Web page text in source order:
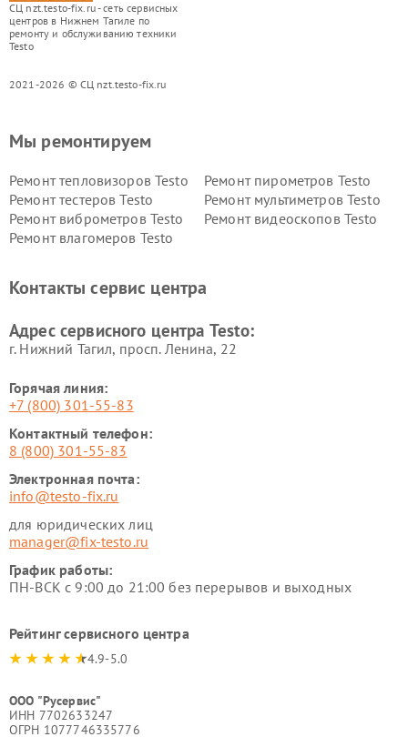
СЦ nzt.testo-fix.ru - сеть сервисных
центров в Нижнем Тагиле по
ремонту и обслуживанию техники
Testo
2021-2026 © СЦ nzt.testo-fix.ru
Мы ремонтируем
Ремонт тепловизоров Testo
Ремонт пирометров Testo
Ремонт тестеров Testo
Ремонт мультиметров Testo
Ремонт виброметров Testo
Ремонт видеоскопов Testo
Ремонт влагомеров Testo
Контакты сервис центра
Адрес сервисного центра Testo:
г. Нижний Тагил, просп. Ленина, 22
Горячая линия:
+7 (800) 301-55-83
Контактный телефон:
8 (800) 301-55-83
Электронная почта:
info@testo-fix.ru
для юридических лиц
manager@fix-testo.ru
График работы:
ПН-ВСК с 9:00 до 21:00 без перерывов и выходных
Рейтинг сервисного центра
4.9-5.0
ООО "Русервис"
ИНН 7702633247
ОГРН 1077746335776